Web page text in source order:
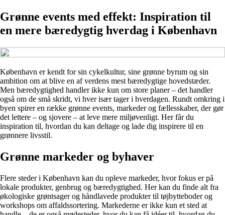
Grønne events med effekt: Inspiration til
en mere bæredygtig hverdag i København
København er kendt for sin cykelkultur, sine grønne byrum og sin
ambition om at blive en af verdens mest bæredygtige hovedstæder.
Men bæredygtighed handler ikke kun om store planer – det handler
også om de små skridt, vi hver især tager i hverdagen. Rundt omkring i
byen spirer en række grønne events, markeder og fællesskaber, der gør
det lettere – og sjovere – at leve mere miljøvenligt. Her får du
inspiration til, hvordan du kan deltage og lade dig inspirere til en
grønnere livsstil.
Grønne markeder og byhaver
Flere steder i København kan du opleve markeder, hvor fokus er på
lokale produkter, genbrug og bæredygtighed. Her kan du finde alt fra
økologiske grøntsager og håndlavede produkter til tøjbytteboder og
workshops om affaldssortering. Markederne er ikke kun et sted at